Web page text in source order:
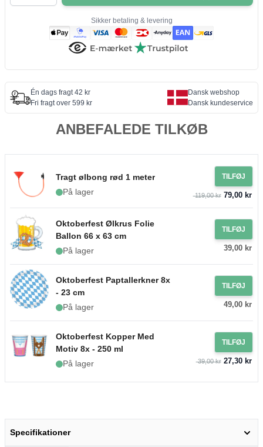
Sikker betaling & levering
Én dags fragt 42 kr
Fri fragt over 599 kr
Dansk webshop
Dansk kundeservice
ANBEFALEDE TILKØB
Tragt ølbong rød 1 meter
På lager
TILFØJ
119,00 kr79,00 kr
Oktoberfest Ølkrus Folie
Ballon 66 x 63 cm
På lager
TILFØJ
39,00 kr
Oktoberfest Paptallerkner 8x
- 23 cm
På lager
TILFØJ
49,00 kr
Oktoberfest Kopper Med
Motiv 8x - 250 ml
På lager
TILFØJ
39,00 kr27,30 kr
Specifikationer